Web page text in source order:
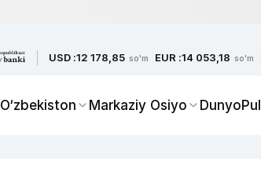
USD :12 178,85 so'm EUR :14 053,18 so'm
O‘zbekiston Markaziy Osiyo DunyoPul